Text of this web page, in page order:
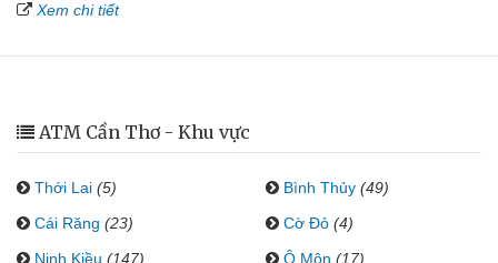
Xem chi tiết
ATM Cần Thơ - Khu vực
Thới Lai (5) Bình Thủy (49)
Cái Răng (23) Cờ Đỏ (4)
Ninh Kiều (147) Ô Môn (17)